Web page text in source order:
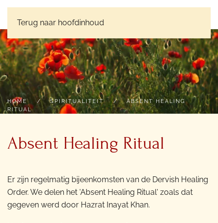
Terug naar hoofdinhoud
HOME SPIRITUALITEIT
ABSENT HEALING
RITUAL
Absent Healing Ritual
Er zijn regelmatig bijeenkomsten van de Dervish Healing
Order. We delen het 'Absent Healing Ritual' zoals dat
gegeven werd door Hazrat Inayat Khan.